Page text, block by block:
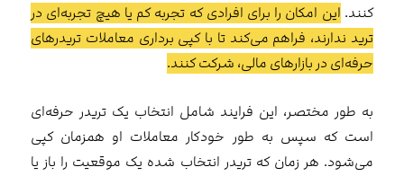
کنند. این امکان را برای افرادی که تجربه کم یا هیچ تجربه‌ای در
ترید ندارند، فراهم می‌کند تا با کپی برداری معاملات تریدرهای
حرفه‌ای در بازارهای مالی، شرکت کنند.
به طور مختصر، این فرایند شامل انتخاب یک تریدر حرفه‌ای
است که سپس به طور خودکار معاملات او همزمان کپی
می‌شود. هر زمان که تریدر انتخاب شده یک موقعیت را باز یا